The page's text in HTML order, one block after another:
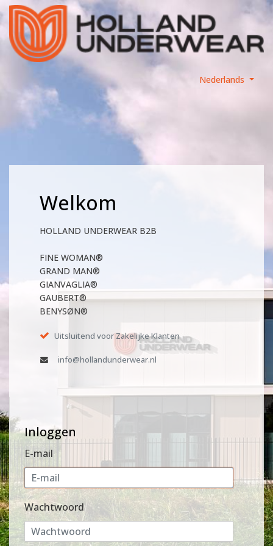
Nederlands
Welkom
HOLLAND UNDERWEAR B2B
FINE WOMAN®
GRAND MAN®
GIANVAGLIA®
GAUBERT®
BENYSØN®
Uitsluitend voor Zakelijke Klanten
info@hollandunderwear.nl
Inloggen
E-mail
Wachtwoord